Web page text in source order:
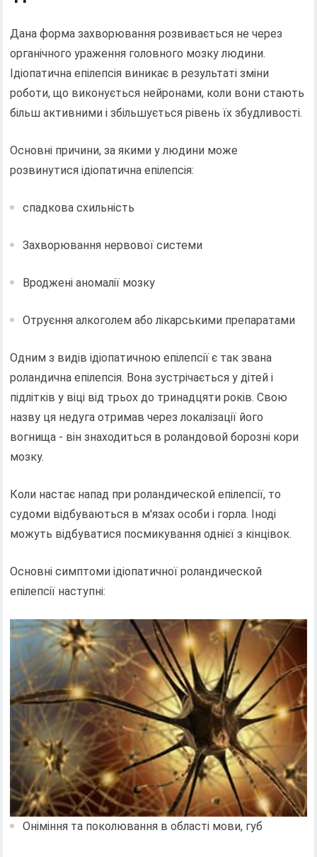
Дана форма захворювання розвивається не через
органічного ураження головного мозку людини.
Ідіопатична епілепсія виникає в результаті зміни
роботи, що виконується нейронами, коли вони стають
більш активними і збільшується рівень їх збудливості.
Основні причини, за якими у людини може
розвинутися ідіопатична епілепсія:
спадкова схильність
Захворювання нервової системи
Вроджені аномалії мозку
Отруєння алкоголем або лікарськими препаратами
Одним з видів ідіопатичною епілепсії є так звана
роландична епілепсія. Вона зустрічається у дітей і
підлітків у віці від трьох до тринадцяти років. Свою
назву ця недуга отримав через локалізації його
вогнища - він знаходиться в роландовой борозні кори
мозку.
Коли настає напад при роландической епілепсії, то
судоми відбуваються в м'язах особи і горла. Іноді
можуть відбуватися посмикування однієї з кінцівок.
Основні симптоми ідіопатичної роландической
епілепсії наступні:
Оніміння та поколювання в області мови, губ